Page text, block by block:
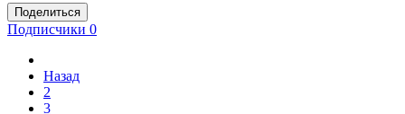
Поделиться
Подписчики 0
Назад
2
3